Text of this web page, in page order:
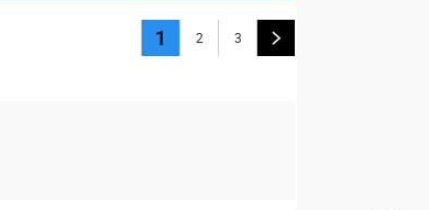
1 2 3